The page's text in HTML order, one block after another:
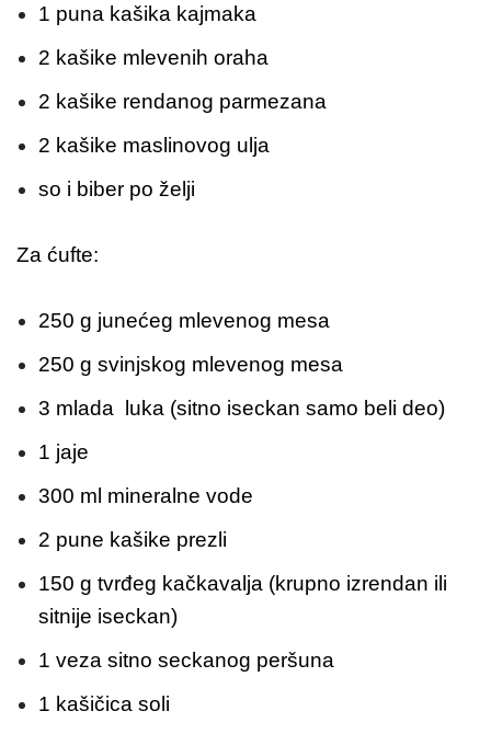
1 puna kašika kajmaka
2 kašike mlevenih oraha
2 kašike rendanog parmezana
2 kašike maslinovog ulja
so i biber po želji
Za ćufte:
250 g junećeg mlevenog mesa
250 g svinjskog mlevenog mesa
3 mlada luka (sitno iseckan samo beli deo)
1 jaje
300 ml mineralne vode
2 pune kašike prezli
150 g tvrđeg kačkavalja (krupno izrendan ili
sitnije iseckan)
1 veza sitno seckanog peršuna
1 kašičica soli